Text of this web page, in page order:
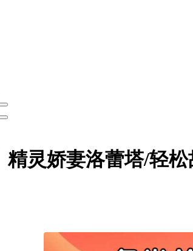
精灵娇妻洛蕾塔/轻